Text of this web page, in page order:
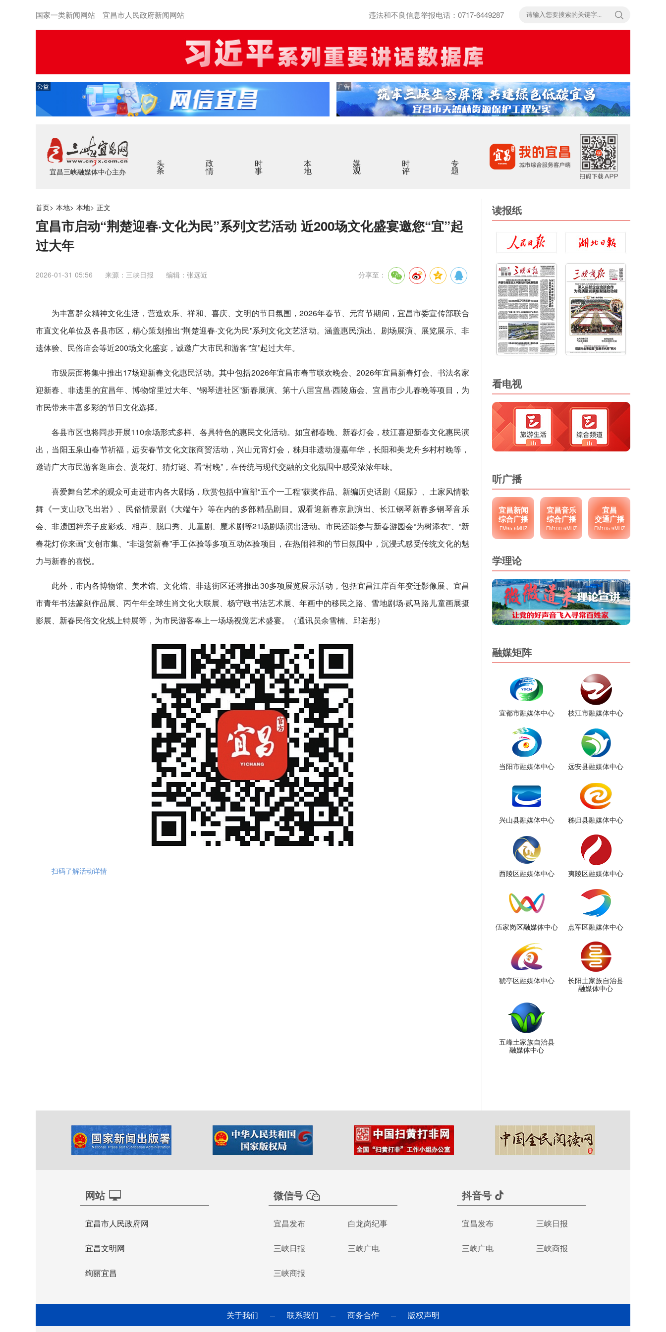
国家一类新闻网站 宜昌市人民政府新闻网站 违法和不良信息举报电话：0717-6449287
公益 广告
宜昌三峡融媒体中心主办
头条 政情 时事 本地 媒观 时评 专题
首页> 本地> 本地> 正文
宜昌市启动“荆楚迎春·文化为民”系列文艺活动 近200场文化盛宴邀您“宜”起
过大年
2026-01-31 05:56 来源：三峡日报 编辑：张远近 分享至：
为丰富群众精神文化生活，营造欢乐、祥和、喜庆、文明的节日氛围，2026年春节、元宵节期间，宜昌市委宣传部联合
市直文化单位及各县市区，精心策划推出“荆楚迎春·文化为民”系列文化文艺活动。涵盖惠民演出、剧场展演、展览展示、非
遗体验、民俗庙会等近200场文化盛宴，诚邀广大市民和游客“宜”起过大年。
市级层面将集中推出17场迎新春文化惠民活动。其中包括2026年宜昌市春节联欢晚会、2026年宜昌新春灯会、书法名家
迎新春、非遗里的宜昌年、博物馆里过大年、“钢琴进社区”新春展演、第十八届宜昌·西陵庙会、宜昌市少儿春晚等项目，为
市民带来丰富多彩的节日文化选择。
各县市区也将同步开展110余场形式多样、各具特色的惠民文化活动。如宜都春晚、新春灯会，枝江喜迎新春文化惠民演
出，当阳玉泉山春节祈福，远安春节文化文旅商贸活动，兴山元宵灯会，秭归非遗动漫嘉年华，长阳和美龙舟乡村村晚等，
邀请广大市民游客逛庙会、赏花灯、猜灯谜、看“村晚”，在传统与现代交融的文化氛围中感受浓浓年味。
喜爱舞台艺术的观众可走进市内各大剧场，欣赏包括中宣部“五个一工程”获奖作品、新编历史话剧《屈原》、土家风情歌
舞《一支山歌飞出岩》、民俗情景剧《大端午》等在内的多部精品剧目。观看迎新春京剧演出、长江钢琴新春多钢琴音乐
会、非遗国粹亲子皮影戏、相声、脱口秀、儿童剧、魔术剧等21场剧场演出活动。市民还能参与新春游园会“为树添衣”、“新
春花灯你来画”文创市集、“非遗贺新春”手工体验等多项互动体验项目，在热闹祥和的节日氛围中，沉浸式感受传统文化的魅
力与新春的喜悦。
此外，市内各博物馆、美术馆、文化馆、非遗街区还将推出30多项展览展示活动，包括宜昌江岸百年变迁影像展、宜昌
市青年书法篆刻作品展、丙午年全球生肖文化大联展、杨守敬书法艺术展、年画中的移民之路、雪地剧场·贰马路儿童画展摄
影展、新春民俗文化线上特展等，为市民游客奉上一场场视觉艺术盛宴。（通讯员余雪楠、邱若彤）
扫码了解活动详情
读报纸
看电视
听广播
宜昌新闻
综合广播
FM95.6MHZ
宜昌音乐
综合广播
FM100.6MHZ
宜昌
交通广播
FM105.9MHZ
学理论
融媒矩阵
宜都市融媒体中心 枝江市融媒体中心
当阳市融媒体中心 远安县融媒体中心
兴山县融媒体中心 秭归县融媒体中心
西陵区融媒体中心 夷陵区融媒体中心
伍家岗区融媒体中心 点军区融媒体中心
猇亭区融媒体中心
长阳土家族自治县
融媒体中心
五峰土家族自治县
融媒体中心
网站
宜昌市人民政府网
宜昌文明网
绚丽宜昌
微信号
宜昌发布 白龙岗纪事
三峡日报 三峡广电
三峡商报
抖音号
宜昌发布 三峡日报
三峡广电 三峡商报
关于我们 — 联系我们 — 商务合作 — 版权声明